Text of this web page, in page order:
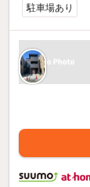
駐車場あり